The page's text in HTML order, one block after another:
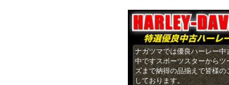
ナガツマでは優良ハーレー中
中ですスポーツスターからツ
ズまで納得の品揃えで皆様の
しております。